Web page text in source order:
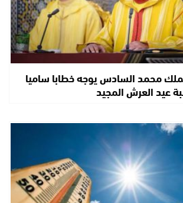
محمد السادس يوجه خطابا ساميا
عيد العرش المجيد